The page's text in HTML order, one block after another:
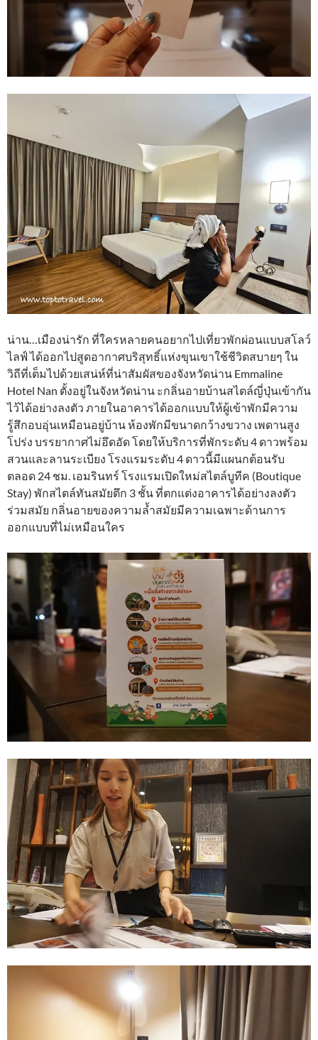
น่าน…เมืองน่ารัก ที่ใครหลายคนอยากไปเที่ยวพักผ่อนแบบสโลว์
ไลฟ์ ได้ออกไปสูดอากาศบริสุทธิ์แห่งขุนเขาใช้ชีวิตสบายๆ ใน
วิถีที่เต็มไปด้วยเสน่ห์ที่น่าสัมผัสของจังหวัดน่าน Emmaline
Hotel Nan ตั้งอยู่ในจังหวัดน่าน ะกลิ่นอายบ้านสไตล์ญี่ปุ่นเข้ากัน
ไว้ได้อย่างลงตัว ภายในอาคารได้ออกแบบให้ผู้เข้าพักมีความ
รู้สึกอบอุ่นเหมือนอยู่บ้าน ห้องพักมีขนาดกว้างขวาง เพดานสูง
โปร่ง บรรยากาศไม่อึดอัด โดยให้บริการที่พักระดับ 4 ดาวพร้อม
สวนและลานระเบียง โรงแรมระดับ 4 ดาวนี้มีแผนกต้อนรับ
ตลอด 24 ชม. เอมรินทร์ โรงแรมเปิดใหม่สไตล์บูทีค (Boutique
Stay) พักสไตล์ทันสมัยตึก 3 ชั้น ที่ตกแต่งอาคารได้อย่างลงตัว
ร่วมสมัย กลิ่นอายของความล้ำสมัยมีความเฉพาะด้านการ
ออกแบบที่ไม่เหมือนใคร